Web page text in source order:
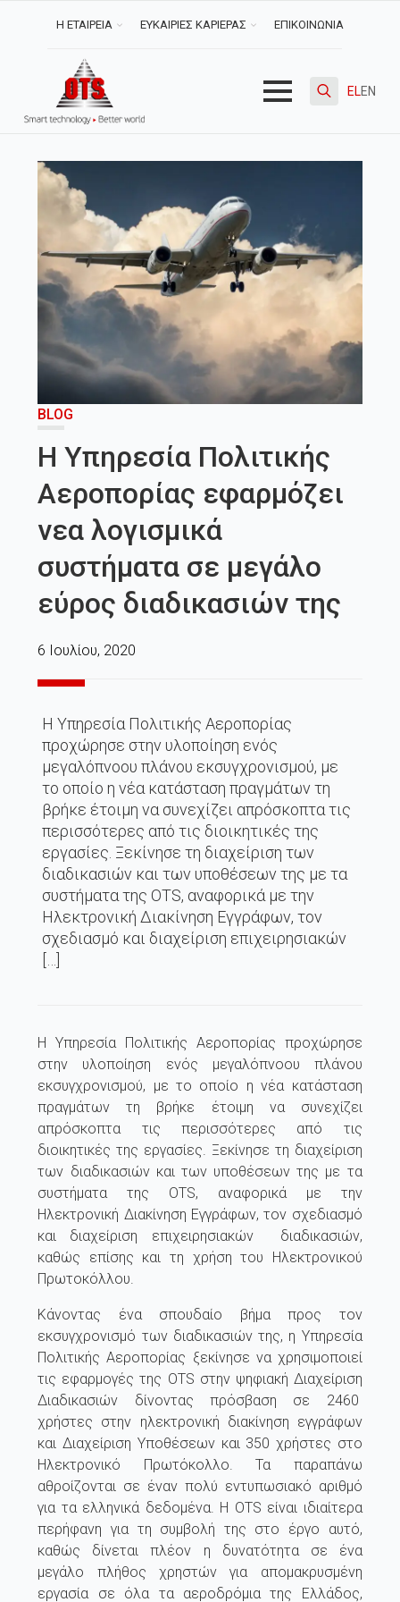
Η ΕΤΑΙΡΕΙΑ ΕΥΚΑΙΡΙΕΣ ΚΑΡΙΕΡΑΣ ΕΠΙΚΟΙΝΩΝΙΑ
ELEN
BLOG
Η Υπηρεσία Πολιτικής
Αεροπορίας εφαρμόζει
νεα λογισμικά
συστήματα σε μεγάλο
εύρος διαδικασιών της
6 Ιουλίου, 2020
Η Υπηρεσία Πολιτικής Αεροπορίας
προχώρησε στην υλοποίηση ενός
μεγαλόπνοου πλάνου εκσυγχρονισμού, με
το οποίο η νέα κατάσταση πραγμάτων τη
βρήκε έτοιμη να συνεχίζει απρόσκοπτα τις
περισσότερες από τις διοικητικές της
εργασίες. Ξεκίνησε τη διαχείριση των
διαδικασιών και των υποθέσεων της με τα
συστήματα της OTS, αναφορικά με την
Ηλεκτρονική Διακίνηση Εγγράφων, τον
σχεδιασμό και διαχείριση επιχειρησιακών
[…]
Η Υπηρεσία Πολιτικής Αεροπορίας προχώρησε
στην υλοποίηση ενός μεγαλόπνοου πλάνου
εκσυγχρονισμού, με το οποίο η νέα κατάσταση
πραγμάτων τη βρήκε έτοιμη να συνεχίζει
απρόσκοπτα τις περισσότερες από τις
διοικητικές της εργασίες. Ξεκίνησε τη διαχείριση
των διαδικασιών και των υποθέσεων της με τα
συστήματα της OTS, αναφορικά με την
Ηλεκτρονική Διακίνηση Εγγράφων, τον σχεδιασμό
και διαχείριση επιχειρησιακών διαδικασιών,
καθώς επίσης και τη χρήση του Ηλεκτρονικού
Πρωτοκόλλου.
Κάνοντας ένα σπουδαίο βήμα προς τον
εκσυγχρονισμό των διαδικασιών της, η Υπηρεσία
Πολιτικής Αεροπορίας ξεκίνησε να χρησιμοποιεί
τις εφαρμογές της OTS στην ψηφιακή Διαχείριση
Διαδικασιών δίνοντας πρόσβαση σε 2460
χρήστες στην ηλεκτρονική διακίνηση εγγράφων
και Διαχείριση Υποθέσεων και 350 χρήστες στο
Ηλεκτρονικό Πρωτόκολλο. Τα παραπάνω
αθροίζονται σε έναν πολύ εντυπωσιακό αριθμό
για τα ελληνικά δεδομένα. Η OTS είναι ιδιαίτερα
περήφανη για τη συμβολή της στο έργο αυτό,
καθώς δίνεται πλέον η δυνατότητα σε ένα
μεγάλο πλήθος χρηστών για απομακρυσμένη
εργασία σε όλα τα αεροδρόμια της Ελλάδος,